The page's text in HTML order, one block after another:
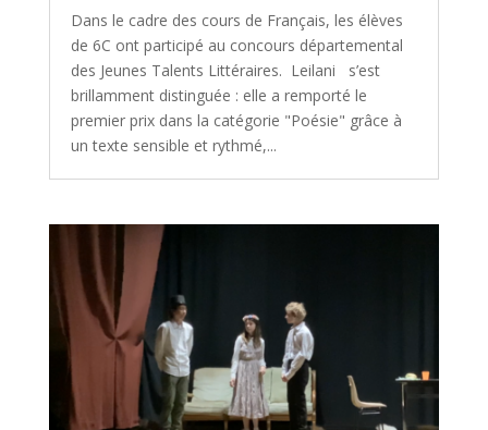
Dans le cadre des cours de Français, les élèves
de 6C ont participé au concours départemental
des Jeunes Talents Littéraires. Leilani s’est
brillamment distinguée : elle a remporté le
premier prix dans la catégorie "Poésie" grâce à
un texte sensible et rythmé,...